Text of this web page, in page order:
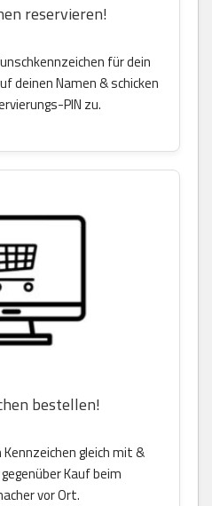
reservieren!
für dein
deinen Namen & schicken
PIN zu.
bestellen!
gleich mit &
Kauf beim
vor Ort.